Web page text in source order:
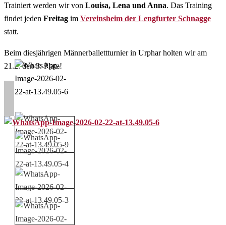
Trainiert werden wir von Louisa, Lena und Anna. Das Training
findet jeden Freitag im Vereinsheim der Lengfurter Schnagge
statt.
Beim diesjährigen Männerballettturnier in Urphar holten wir am
21.2. den 3. Platz!